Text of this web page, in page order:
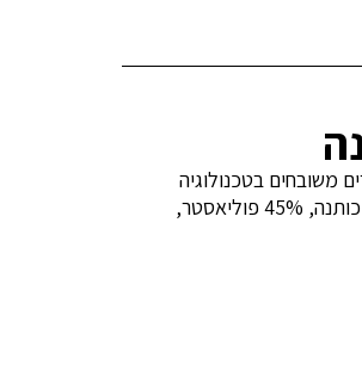
משובחים בטכנולוגיה
חדשנית מקנים גמישות ותחושת מגע נעים הרכב: 50% כותנה, 45% פוליאסטר,